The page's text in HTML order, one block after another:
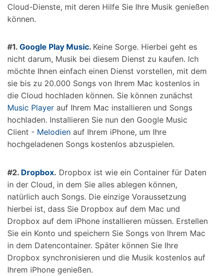
Cloud-Dienste, mit deren Hilfe Sie Ihre Musik genießen
können.
#1. Google Play Music. Keine Sorge. Hierbei geht es
nicht darum, Musik bei diesem Dienst zu kaufen. Ich
möchte Ihnen einfach einen Dienst vorstellen, mit dem
sie bis zu 20.000 Songs von Ihrem Mac kostenlos in
die Cloud hochladen können. Sie können zunächst
Music Player auf Ihrem Mac installieren und Songs
hochladen. Installieren Sie nun den Google Music
Client - Melodien auf Ihrem iPhone, um Ihre
hochgeladenen Songs kostenlos abzuspielen.
#2. Dropbox. Dropbox ist wie ein Container für Daten
in der Cloud, in dem Sie alles ablegen können,
natürlich auch Songs. Die einzige Voraussetzung
hierbei ist, dass Sie Dropbox auf dem Mac und
Dropbox auf dem iPhone installieren müssen. Erstellen
Sie ein Konto und speichern Sie Songs von Ihrem Mac
in dem Datencontainer. Später können Sie Ihre
Dropbox synchronisieren und die Musik kostenlos auf
Ihrem iPhone genießen.